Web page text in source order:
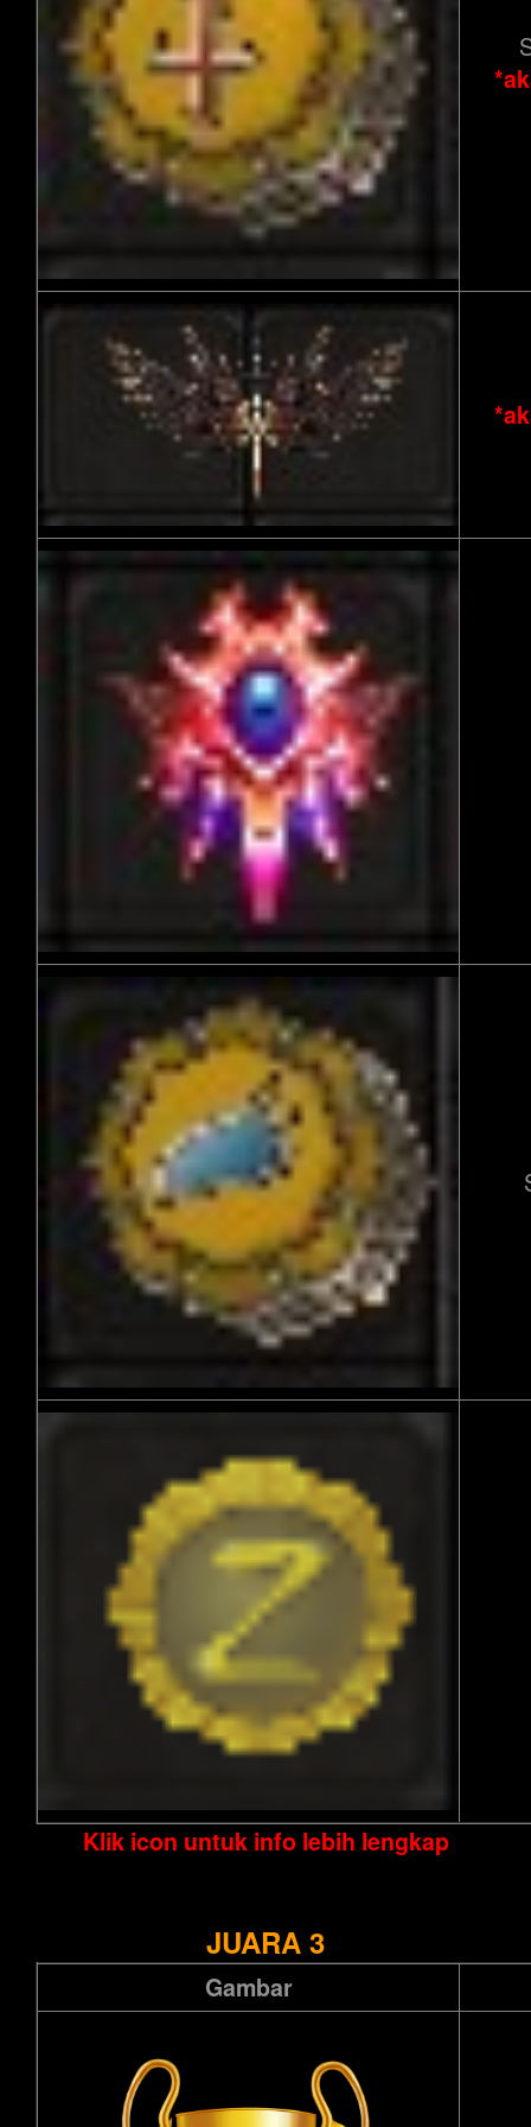
Klik icon untuk info lebih lengkap
JUARA 3
Gambar